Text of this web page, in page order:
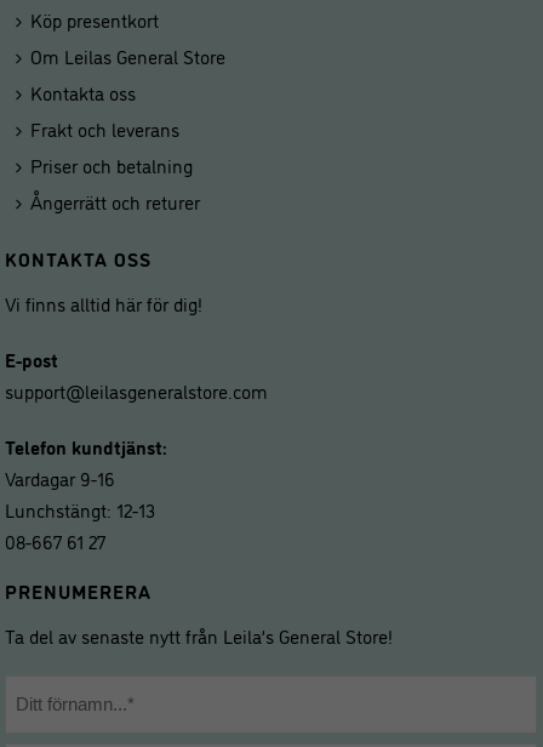
Köp presentkort
Om Leilas General Store
Kontakta oss
Frakt och leverans
Priser och betalning
Ångerrätt och returer
KONTAKTA OSS
Vi finns alltid här för dig!
E-post
support@leilasgeneralstore.com
Telefon kundtjänst:
Vardagar 9-16
Lunchstängt: 12-13
08-667 61 27
PRENUMERERA
Ta del av senaste nytt från Leila’s General Store!